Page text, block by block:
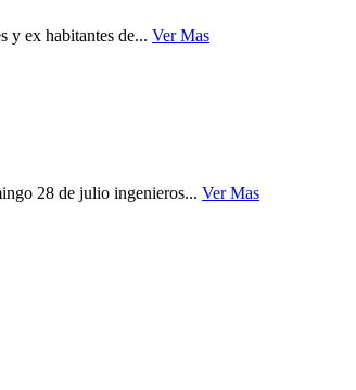
y ex habitantes de... Ver Mas
28 de julio ingenieros... Ver Mas